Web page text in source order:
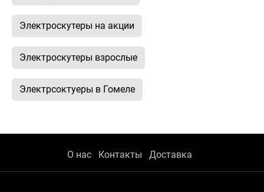
Электроскутеры на акции
Электроскутеры взрослые
Электрсоктуеры в Гомеле
О нас Контакты Доставка